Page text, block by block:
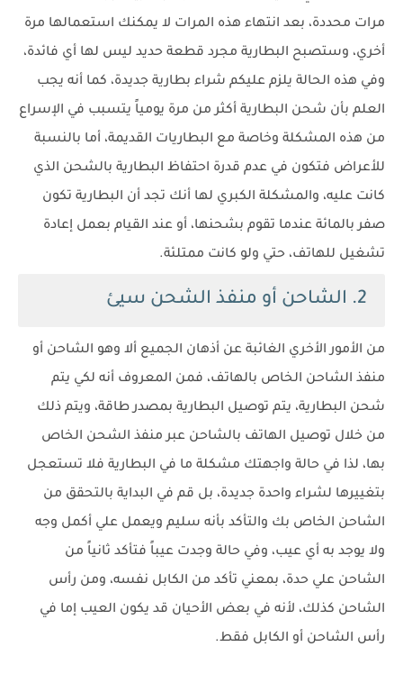
مرات محددة، بعد انتهاء هذه المرات لا يمكنك استعمالها مرة
أخري، وستصبح البطارية مجرد قطعة حديد ليس لها أي فائدة،
وفي هذه الحالة يلزم عليكم شراء بطارية جديدة، كما أنه يجب
العلم بأن شحن البطارية أكثر من مرة يومياً يتسبب في الإسراع
من هذه المشكلة وخاصة مع البطاريات القديمة، أما بالنسبة
للأعراض فتكون في عدم قدرة احتفاظ البطارية بالشحن الذي
كانت عليه، والمشكلة الكبري لها أنك تجد أن البطارية تكون
صفر بالمائة عندما تقوم بشحنها، أو عند القيام بعمل إعادة
تشغيل للهاتف، حتي ولو كانت ممتلئة.
2. الشاحن أو منفذ الشحن سيئ
من الأمور الأخري الغائبة عن أذهان الجميع ألا وهو الشاحن أو
منفذ الشاحن الخاص بالهاتف، فمن المعروف أنه لكي يتم
شحن البطارية، يتم توصيل البطارية بمصدر طاقة، ويتم ذلك
من خلال توصيل الهاتف بالشاحن عبر منفذ الشحن الخاص
بها، لذا في حالة واجهتك مشكلة ما في البطارية فلا تستعجل
بتغييرها لشراء واحدة جديدة، بل قم في البداية بالتحقق من
الشاحن الخاص بك والتأكد بأنه سليم ويعمل علي أكمل وجه
ولا يوجد به أي عيب، وفي حالة وجدت عيباً فتأكد ثانياً من
الشاحن علي حدة، بمعني تأكد من الكابل نفسه، ومن رأس
الشاحن كذلك، لأنه في بعض الأحيان قد يكون العيب إما في
رأس الشاحن أو الكابل فقط.